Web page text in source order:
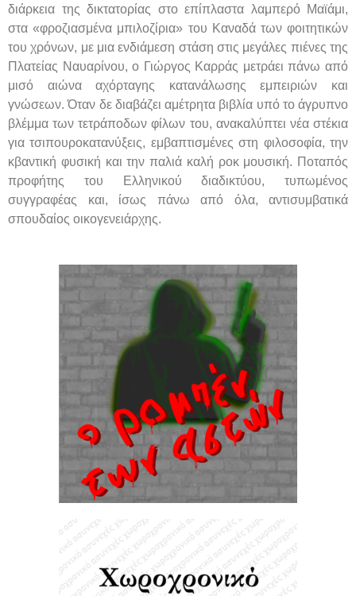
διάρκεια της δικτατορίας στο επίπλαστα λαμπερό Μαϊάμι,
στα «φροζιασμένα μπιλοζίρια» του Καναδά των φοιτητικών
του χρόνων, με μια ενδιάμεση στάση στις μεγάλες πιένες της
Πλατείας Ναυαρίνου, ο Γιώργος Καρράς μετράει πάνω από
μισό αιώνα αχόρταγης κατανάλωσης εμπειριών και
γνώσεων. Όταν δε διαβάζει αμέτρητα βιβλία υπό το άγρυπνο
βλέμμα των τετράποδων φίλων του, ανακαλύπτει νέα στέκια
για τσιπουροκατανύξεις, εμβαπτισμένες στη φιλοσοφία, την
κβαντική φυσική και την παλιά καλή ροκ μουσική. Ποταπός
προφήτης του Ελληνικού διαδικτύου, τυπωμένος
συγγραφέας και, ίσως πάνω από όλα, αντισυμβατικά
σπουδαίος οικογενειάρχης.